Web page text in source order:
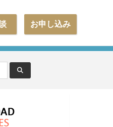
お申し込み